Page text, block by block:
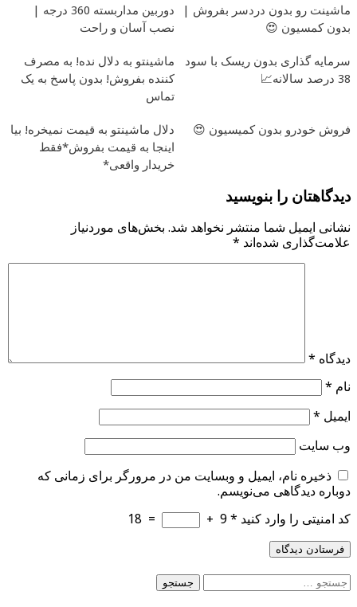
ماشینت رو بدون دردسر بفروش |
بدون کمسیون 😍
دوربین مداربسته 360 درجه |
نصب آسان و راحت
سرمایه گذاری بدون ریسک با سود
38 درصد سالانه📈
ماشینتو به دلال نده! به مصرف
کننده بفروش! بدون پاسخ به یک
تماس
فروش خودرو بدون کمیسیون 😍
دلال ماشینتو به قیمت نمیخره! بیا
اینجا به قیمت بفروش*فقط
خریدار واقعی*
دیدگاهتان را بنویسید
نشانی ایمیل شما منتشر نخواهد شد. بخش‌های موردنیاز
علامت‌گذاری شده‌اند *
دیدگاه *
نام *
ایمیل *
وب‌ سایت
ذخیره نام، ایمیل و وبسایت من در مرورگر برای زمانی که
دوباره دیدگاهی می‌نویسم.
کد امنیتی را وارد کنید *
9
+
=
18
جستجو